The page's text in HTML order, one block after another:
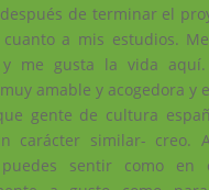
de terminar el
a mis estudios.
me gusta la vida
amable y acogedora y
gente de cultura
carácter similar- creo.
sentir como en